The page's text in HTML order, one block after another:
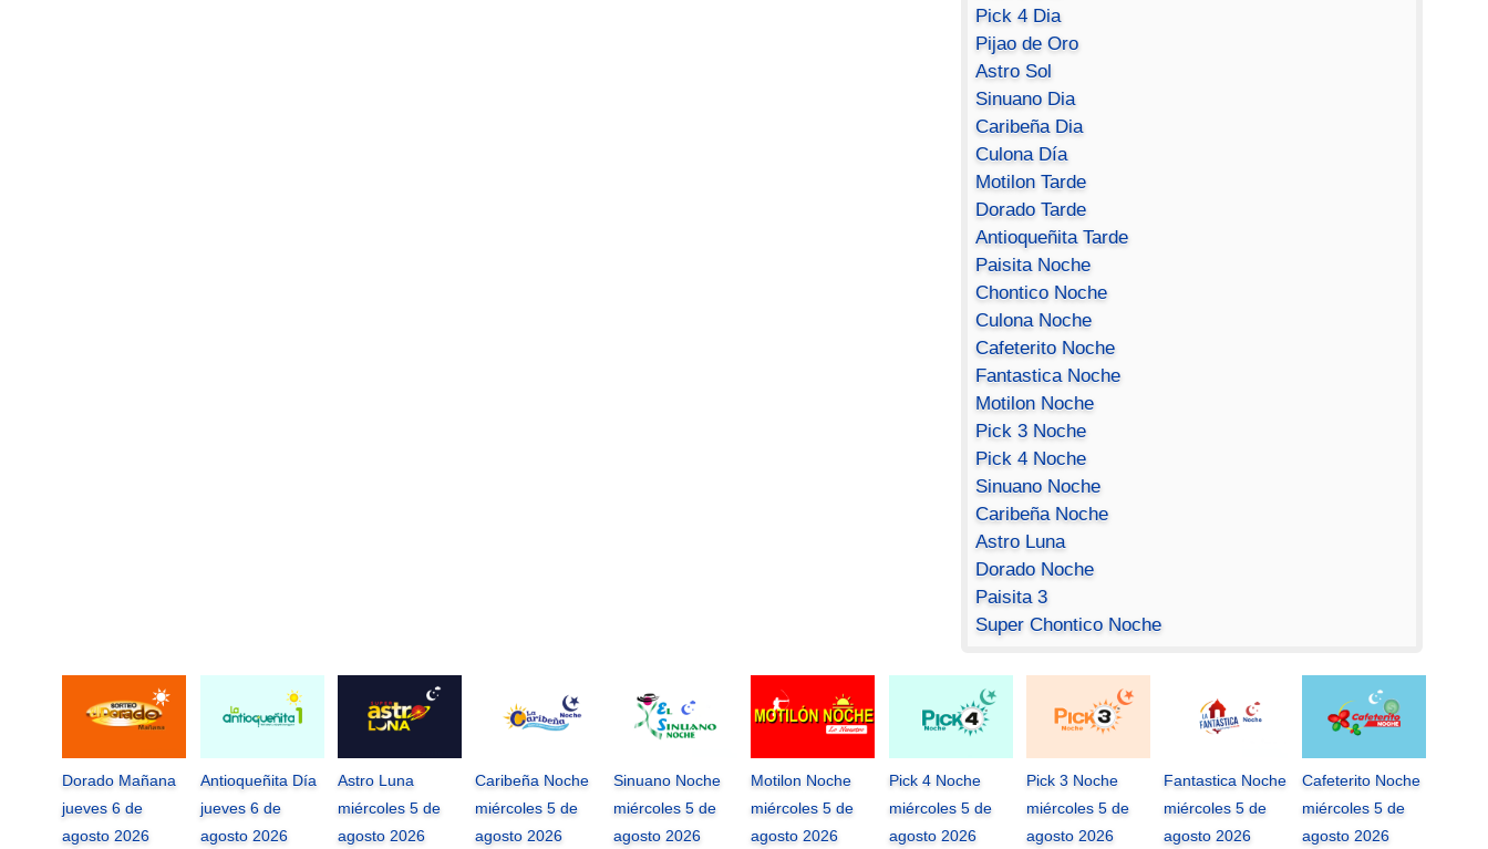
Pick 4 Dia
Pijao de Oro
Astro Sol
Sinuano Dia
Caribeña Dia
Culona Día
Motilon Tarde
Dorado Tarde
Antioqueñita Tarde
Paisita Noche
Chontico Noche
Culona Noche
Cafeterito Noche
Fantastica Noche
Motilon Noche
Pick 3 Noche
Pick 4 Noche
Sinuano Noche
Caribeña Noche
Astro Luna
Dorado Noche
Paisita 3
Super Chontico Noche
Dorado Mañana
jueves 6 de
agosto 2026
Antioqueñita Día
jueves 6 de
agosto 2026
Astro Luna
miércoles 5 de
agosto 2026
Caribeña Noche
miércoles 5 de
agosto 2026
Sinuano Noche
miércoles 5 de
agosto 2026
Motilon Noche
miércoles 5 de
agosto 2026
Pick 4 Noche
miércoles 5 de
agosto 2026
Pick 3 Noche
miércoles 5 de
agosto 2026
Fantastica Noche
miércoles 5 de
agosto 2026
Cafeterito Noche
miércoles 5 de
agosto 2026